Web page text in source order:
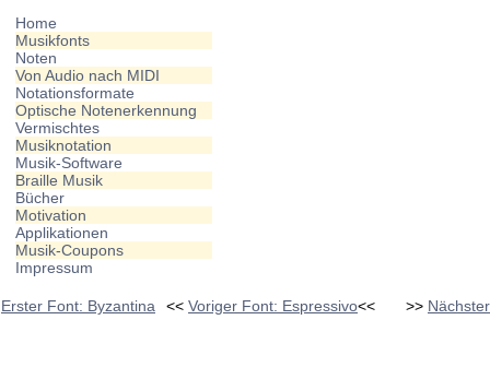
Home
Musikfonts
Noten
Von Audio nach MIDI
Notationsformate
Optische Notenerkennung
Vermischtes
Musiknotation
Musik-Software
Braille Musik
Bücher
Motivation
Applikationen
Musik-Coupons
Impressum
Erster Font: Byzantina << Voriger Font: Espressivo<< >>